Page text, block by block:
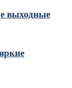
выходные